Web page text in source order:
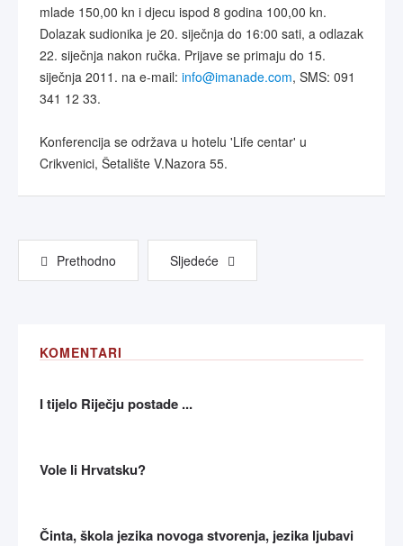
mlade 150,00 kn i djecu ispod 8 godina 100,00 kn.
Dolazak sudionika je 20. siječnja do 16:00 sati, a odlazak
22. siječnja nakon ručka. Prijave se primaju do 15.
siječnja 2011. na e-mail: info@imanade.com, SMS: 091
341 12 33.
Konferencija se održava u hotelu 'Life centar' u
Crikvenici, Šetalište V.Nazora 55.
Prethodno Sljedeće
KOMENTARI
I tijelo Riječju postade ...
Vole li Hrvatsku?
Činta, škola jezika novoga stvorenja, jezika ljubavi